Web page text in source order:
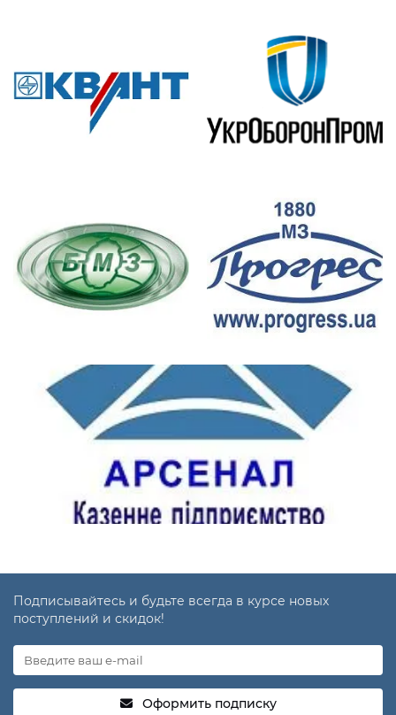
Подписывайтесь и будьте всегда в курсе новых
поступлений и скидок!
Оформить подписку